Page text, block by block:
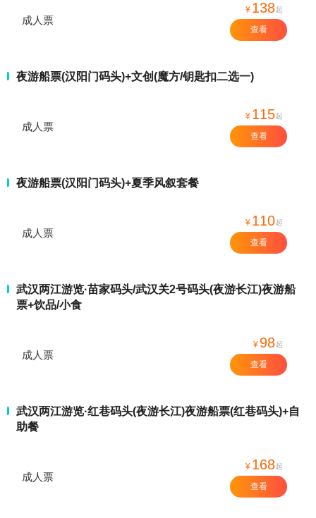
成人票
¥ 138起
查看
夜游船票(汉阳门码头)+文创(魔方/钥匙扣二选一)
成人票
¥ 115起
查看
夜游船票(汉阳门码头)+夏季风叙套餐
成人票
¥ 110起
查看
武汉两江游览·苗家码头/武汉关2号码头(夜游长江)夜游船
票+饮品/小食
成人票
¥ 98起
查看
武汉两江游览·红巷码头(夜游长江)夜游船票(红巷码头)+自
助餐
成人票
¥ 168起
查看